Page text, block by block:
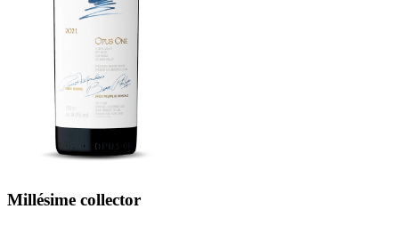
Millésime collector